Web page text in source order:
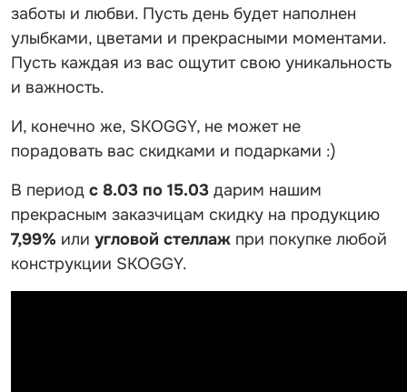
заботы и любви. Пусть день будет наполнен
улыбками, цветами и прекрасными моментами.
Пусть каждая из вас ощутит свою уникальность
и важность.
И, конечно же, SKOGGY, не может не
порадовать вас скидками и подарками :)
В период с 8.03 по 15.03 дарим нашим
прекрасным заказчицам скидку на продукцию
7,99% или угловой стеллаж при покупке любой
конструкции SKOGGY.